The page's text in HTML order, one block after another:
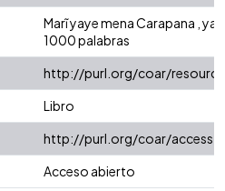
Marĩ yaye mena Carapana ,
1000 palabras
http://purl.org/coar/
Libro
http://purl.org/coar/
Acceso abierto